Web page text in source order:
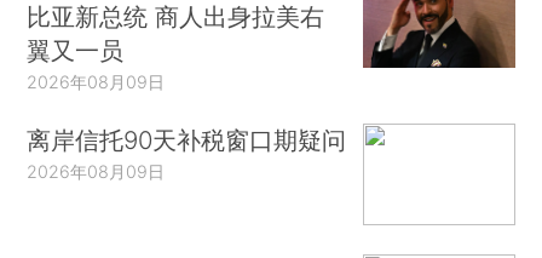
比亚新总统 商人出身拉美右
翼又一员
2026年08月09日
离岸信托90天补税窗口期疑问
2026年08月09日